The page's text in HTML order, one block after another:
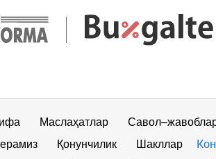
Маслаҳатлар
Қонунчилик Шакллар